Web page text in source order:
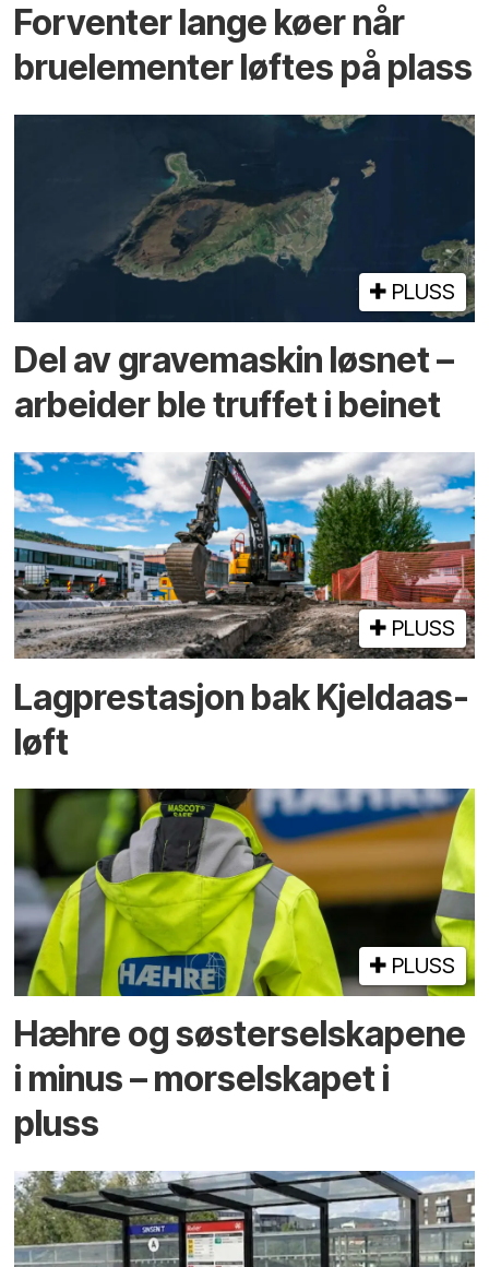
Forventer lange køer når
bru­elementer løftes på plass
PLUSS
Del av grave­maskin løsnet –
arbeider ble truffet i beinet
PLUSS
Lagprestasjon bak Kjeldaas-
løft
PLUSS
Hæhre og søster­selskapene
i minus – mor­selskapet i
pluss